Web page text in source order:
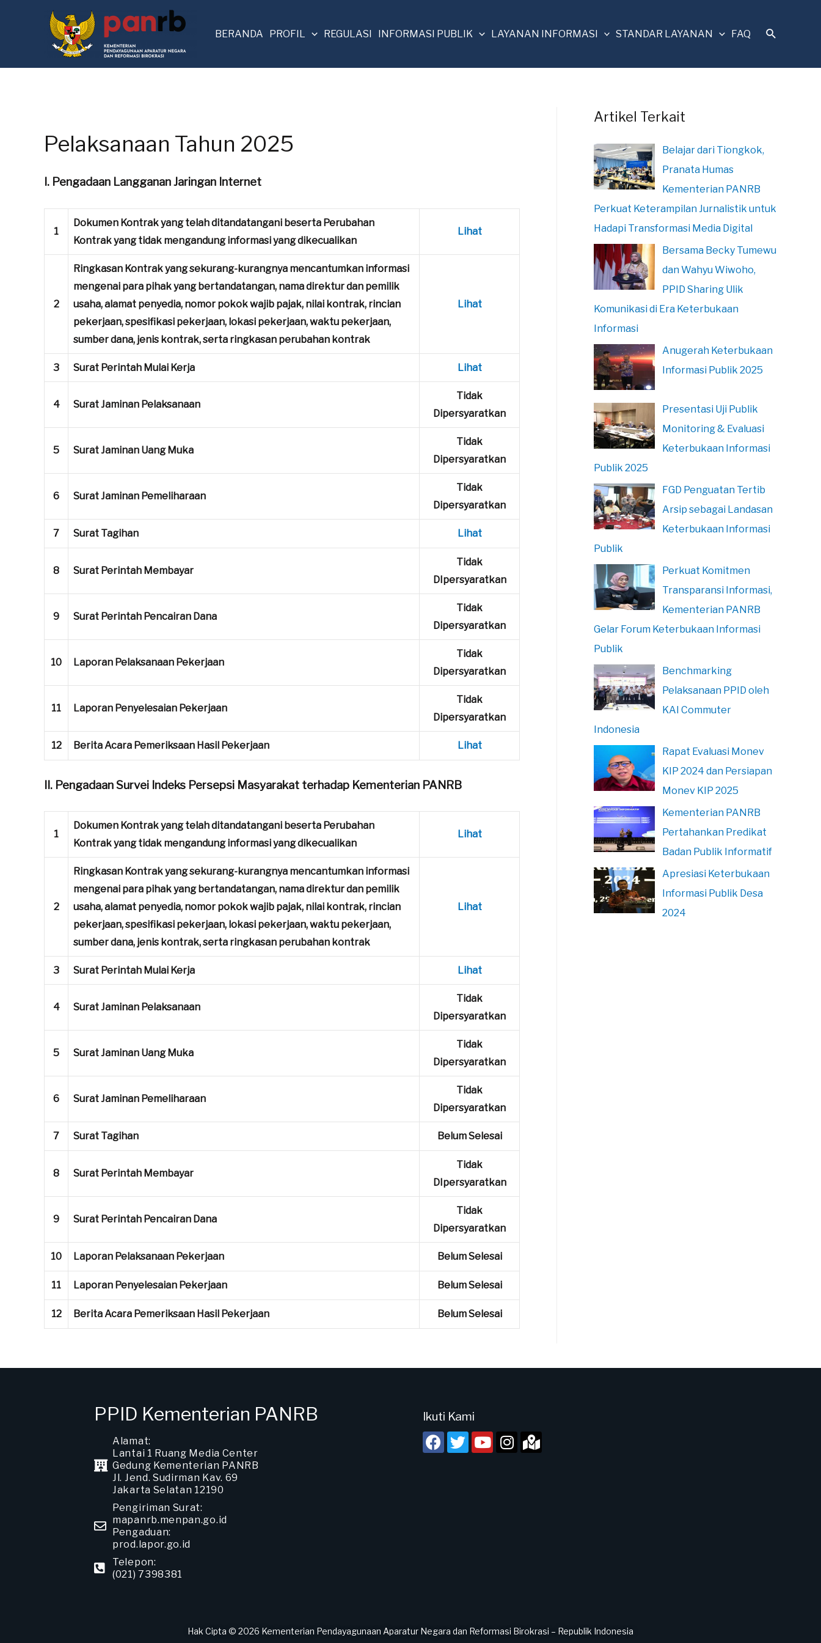
BERANDA PROFIL REGULASI INFORMASI PUBLIK LAYANAN INFORMASI STANDAR LAYANAN FAQ
Pelaksanaan Tahun 2025
I. Pengadaan Langganan Jaringan Internet
1
Dokumen Kontrak yang telah ditandatangani beserta Perubahan
Kontrak yang tidak mengandung informasi yang dikecualikan
Lihat
2
Ringkasan Kontrak yang sekurang-kurangnya mencantumkan informasi
mengenai para pihak yang bertandatangan, nama direktur dan pemilik
usaha, alamat penyedia, nomor pokok wajib pajak, nilai kontrak, rincian
pekerjaan, spesifikasi pekerjaan, lokasi pekerjaan, waktu pekerjaan,
sumber dana, jenis kontrak, serta ringkasan perubahan kontrak
Lihat
3 Surat Perintah Mulai Kerja Lihat
4 Surat Jaminan Pelaksanaan
Tidak
Dipersyaratkan
5 Surat Jaminan Uang Muka
Tidak
Dipersyaratkan
6 Surat Jaminan Pemeliharaan
Tidak
Dipersyaratkan
7 Surat Tagihan Lihat
8 Surat Perintah Membayar
Tidak
DIpersyaratkan
9 Surat Perintah Pencairan Dana
Tidak
Dipersyaratkan
10 Laporan Pelaksanaan Pekerjaan
Tidak
Dipersyaratkan
11 Laporan Penyelesaian Pekerjaan
Tidak
Dipersyaratkan
12 Berita Acara Pemeriksaan Hasil Pekerjaan Lihat
II. Pengadaan Survei Indeks Persepsi Masyarakat terhadap Kementerian PANRB
1
Dokumen Kontrak yang telah ditandatangani beserta Perubahan
Kontrak yang tidak mengandung informasi yang dikecualikan
Lihat
2
Ringkasan Kontrak yang sekurang-kurangnya mencantumkan informasi
mengenai para pihak yang bertandatangan, nama direktur dan pemilik
usaha, alamat penyedia, nomor pokok wajib pajak, nilai kontrak, rincian
pekerjaan, spesifikasi pekerjaan, lokasi pekerjaan, waktu pekerjaan,
sumber dana, jenis kontrak, serta ringkasan perubahan kontrak
Lihat
3 Surat Perintah Mulai Kerja Lihat
4 Surat Jaminan Pelaksanaan
Tidak
Dipersyaratkan
5 Surat Jaminan Uang Muka
Tidak
Dipersyaratkan
6 Surat Jaminan Pemeliharaan
Tidak
Dipersyaratkan
7 Surat Tagihan Belum Selesai
8 Surat Perintah Membayar
Tidak
DIpersyaratkan
9 Surat Perintah Pencairan Dana
Tidak
Dipersyaratkan
10 Laporan Pelaksanaan Pekerjaan Belum Selesai
11 Laporan Penyelesaian Pekerjaan Belum Selesai
12 Berita Acara Pemeriksaan Hasil Pekerjaan Belum Selesai
Artikel Terkait
Belajar dari Tiongkok,
Pranata Humas
Kementerian PANRB
Perkuat Keterampilan Jurnalistik untuk
Hadapi Transformasi Media Digital
Bersama Becky Tumewu
dan Wahyu Wiwoho,
PPID Sharing Ulik
Komunikasi di Era Keterbukaan
Informasi
Anugerah Keterbukaan
Informasi Publik 2025
Presentasi Uji Publik
Monitoring & Evaluasi
Keterbukaan Informasi
Publik 2025
FGD Penguatan Tertib
Arsip sebagai Landasan
Keterbukaan Informasi
Publik
Perkuat Komitmen
Transparansi Informasi,
Kementerian PANRB
Gelar Forum Keterbukaan Informasi
Publik
Benchmarking
Pelaksanaan PPID oleh
KAI Commuter
Indonesia
Rapat Evaluasi Monev
KIP 2024 dan Persiapan
Monev KIP 2025
Kementerian PANRB
Pertahankan Predikat
Badan Publik Informatif
Apresiasi Keterbukaan
Informasi Publik Desa
2024
PPID Kementerian PANRB
Alamat:
Lantai 1 Ruang Media Center
Gedung Kementerian PANRB
Jl. Jend. Sudirman Kav. 69
Jakarta Selatan 12190
Pengiriman Surat:
mapanrb.menpan.go.id
Pengaduan:
prod.lapor.go.id
Telepon:
(021) 7398381
Ikuti Kami
Hak Cipta © 2026 Kementerian Pendayagunaan Aparatur Negara dan Reformasi Birokrasi – Republik Indonesia